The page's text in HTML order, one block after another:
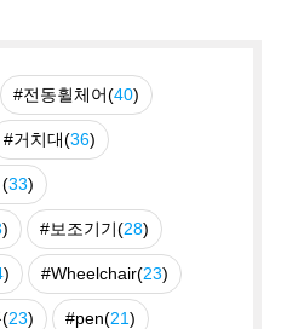
#전동휠체어(40)
#거치대(36)
(33)
) #보조기기(28)
) #Wheelchair(23)
(23) #pen(21)